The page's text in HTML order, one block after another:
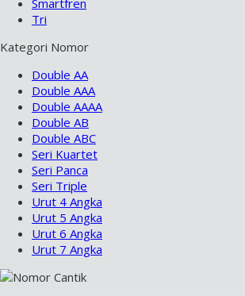
Smartfren
Tri
Kategori Nomor
Double AA
Double AAA
Double AAAA
Double AB
Double ABC
Seri Kuartet
Seri Panca
Seri Triple
Urut 4 Angka
Urut 5 Angka
Urut 6 Angka
Urut 7 Angka